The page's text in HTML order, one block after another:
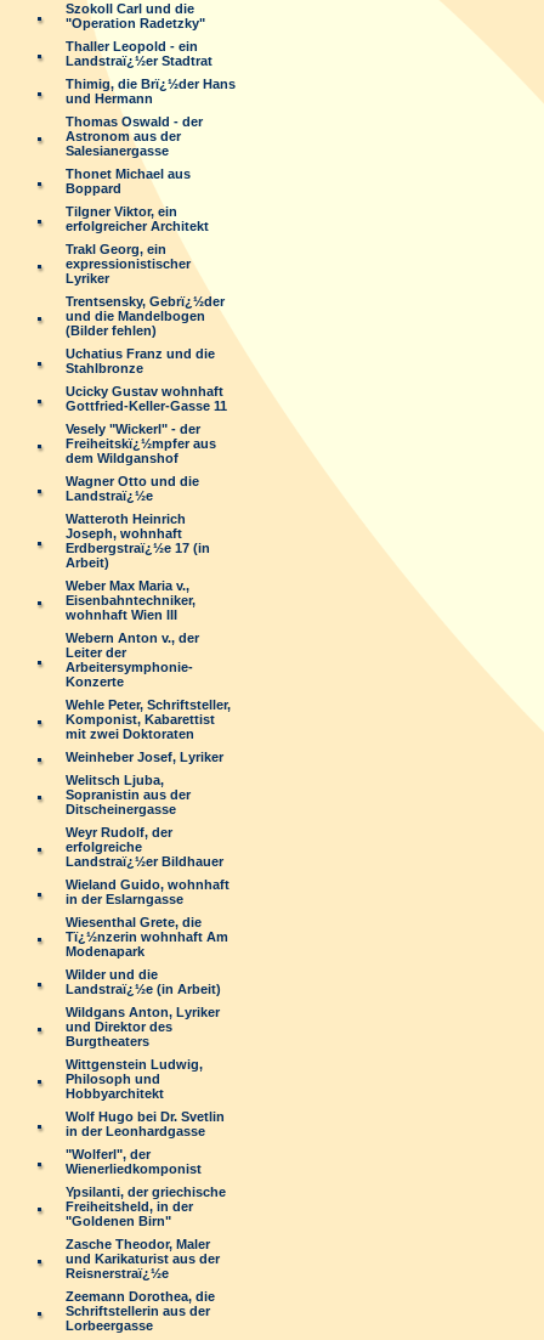
Szokoll Carl und die
"Operation Radetzky"
Thaller Leopold - ein
Landstraï¿½er Stadtrat
Thimig, die Brï¿½der Hans
und Hermann
Thomas Oswald - der
Astronom aus der
Salesianergasse
Thonet Michael aus
Boppard
Tilgner Viktor, ein
erfolgreicher Architekt
Trakl Georg, ein
expressionistischer
Lyriker
Trentsensky, Gebrï¿½der
und die Mandelbogen
(Bilder fehlen)
Uchatius Franz und die
Stahlbronze
Ucicky Gustav wohnhaft
Gottfried-Keller-Gasse 11
Vesely "Wickerl" - der
Freiheitskï¿½mpfer aus
dem Wildganshof
Wagner Otto und die
Landstraï¿½e
Watteroth Heinrich
Joseph, wohnhaft
Erdbergstraï¿½e 17 (in
Arbeit)
Weber Max Maria v.,
Eisenbahntechniker,
wohnhaft Wien III
Webern Anton v., der
Leiter der
Arbeitersymphonie-
Konzerte
Wehle Peter, Schriftsteller,
Komponist, Kabarettist
mit zwei Doktoraten
Weinheber Josef, Lyriker
Welitsch Ljuba,
Sopranistin aus der
Ditscheinergasse
Weyr Rudolf, der
erfolgreiche
Landstraï¿½er Bildhauer
Wieland Guido, wohnhaft
in der Eslarngasse
Wiesenthal Grete, die
Tï¿½nzerin wohnhaft Am
Modenapark
Wilder und die
Landstraï¿½e (in Arbeit)
Wildgans Anton, Lyriker
und Direktor des
Burgtheaters
Wittgenstein Ludwig,
Philosoph und
Hobbyarchitekt
Wolf Hugo bei Dr. Svetlin
in der Leonhardgasse
"Wolferl", der
Wienerliedkomponist
Ypsilanti, der griechische
Freiheitsheld, in der
"Goldenen Birn"
Zasche Theodor, Maler
und Karikaturist aus der
Reisnerstraï¿½e
Zeemann Dorothea, die
Schriftstellerin aus der
Lorbeergasse